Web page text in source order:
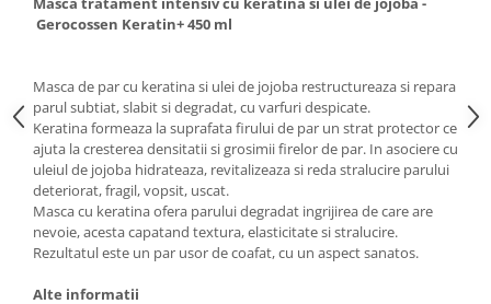
Adeziv dentar si ingrijire proteza
Tampoane si absorbante
Geluri si deodorante igiena intima
Produse manichiura & pedichiura
Oja si lac de unghii
Accesorii manichiura & pedichiura
Scutece adulti
Seturi cadou
Gerocossen Keratin+ 450 ml
Masca de par cu keratina si ulei de jojoba restructureaza si repara
parul subtiat, slabit si degradat, cu varfuri despicate.
Keratina formeaza la suprafata firului de par un strat protector ce
ajuta la cresterea densitatii si grosimii firelor de par. In asociere cu
uleiul de jojoba hidrateaza, revitalizeaza si reda stralucire parului
deteriorat, fragil, vopsit, uscat.
Masca cu keratina ofera parului degradat ingrijirea de care are
nevoie, acesta capatand textura, elasticitate si stralucire.
Rezultatul este un par usor de coafat, cu un aspect sanatos.
Alte informatii